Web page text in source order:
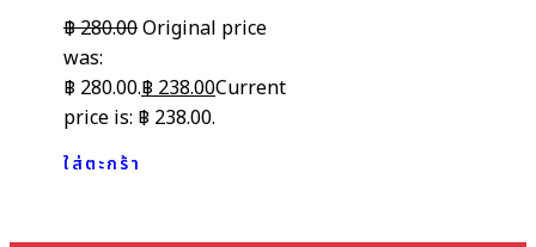
฿280.00Original price
was:
฿ 280.00.฿ 238.00Current
price is: ฿ 238.00.
ใส่ตะกร้า